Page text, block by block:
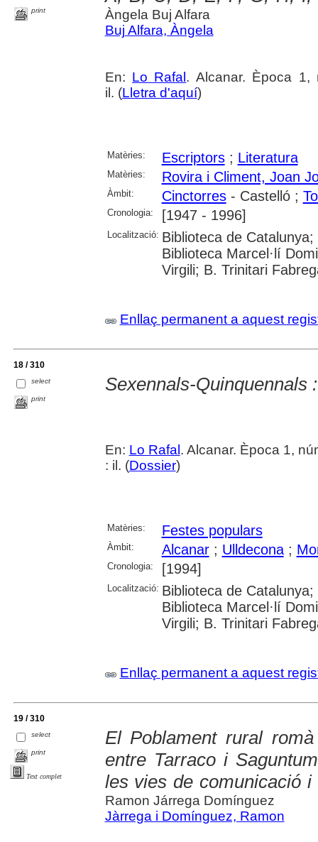
print
Àngela Buj Alfara
Buj Alfara, Àngela
En: Lo Rafal . Alcanar. Època 1,
il. (Lletra d'aquí)
Matèries: Escriptors; Literatura
Matèries: Rovira i Climent, Joan
Àmbit: Cinctorres- Castelló ;
Cronologia: [1947 - 1996]
Localització: Biblioteca de
Biblioteca Marcel·lí
Virgili; B. Trinitari
Enllaç permanent a aquest
18 / 310
select
print
Sexennals-Quinquennals
En: Lo Rafal . Alcanar. Època 1,
: il. (Dossier)
Matèries: Festes populars
Àmbit: Alcanar; Ulldecona;
Cronologia: [1994]
Localització: Biblioteca de
Biblioteca Marcel·lí
Virgili; B. Trinitari
Enllaç permanent a aquest
19 / 310
select
print
Text complet
El Poblament rural
entre Tarraco i
les vies de comunicació
Ramon Járrega Domínguez
Jàrrega i Domínguez, Ramon